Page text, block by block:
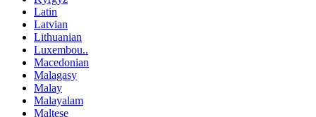
Latin
Latvian
Lithuanian
Luxembou..
Macedonian
Malagasy
Malay
Malayalam
Maltese